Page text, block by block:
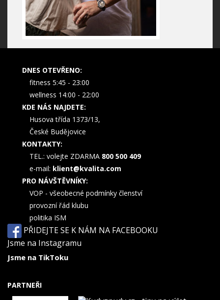
DNES OTEVŘENO:
fitness 5:45 - 23:00
wellness 14:00 - 22:00
KDE NÁS NAJDETE:
Husova třída 1373/13,
České Budějovice
KONTAKTY:
TEL.: volejte ZDARMA 800 500 409
e-mail: klient@kvalita.com
PRO NÁVŠTĚVNÍKY:
VOP - všeobecné podmínky členství
provozní řád klubu
politika ISM
PŘIDEJTE SE K NÁM NA FACEBOOKU
Jsme na Instagramu
Jsme na TikToku
PARTNEŘI